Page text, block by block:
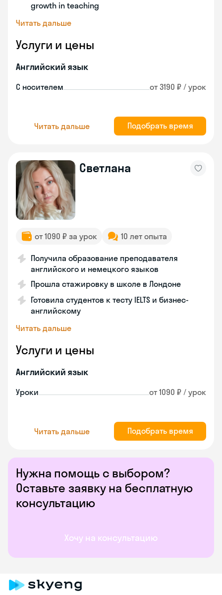
Нужна помощь с выбором?
Оставьте заявку на бесплатную
консультацию
Хочу на консультацию
growth in teaching
Читать дальше
Услуги и цены
Английский язык
С носителем от 3190 ₽ / урок
Читать дальше Подобрать время
Cветлана
от 1090 ₽ за урок 10 лет опыта
Получила образование преподавателя
английского и немецкого языков
Прошла стажировку в школе в Лондоне
Готовила студентов к тесту IELTS и бизнес-
английскому
Читать дальше
Услуги и цены
Английский язык
Уроки от 1090 ₽ / урок
Читать дальше Подобрать время